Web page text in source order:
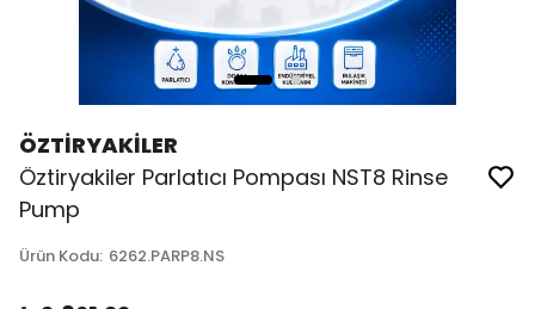
ÖZTİRYAKİLER
Öztiryakiler Parlatıcı Pompası NST8 Rinse
Pump
Ürün Kodu: 6262.PARP8.NS